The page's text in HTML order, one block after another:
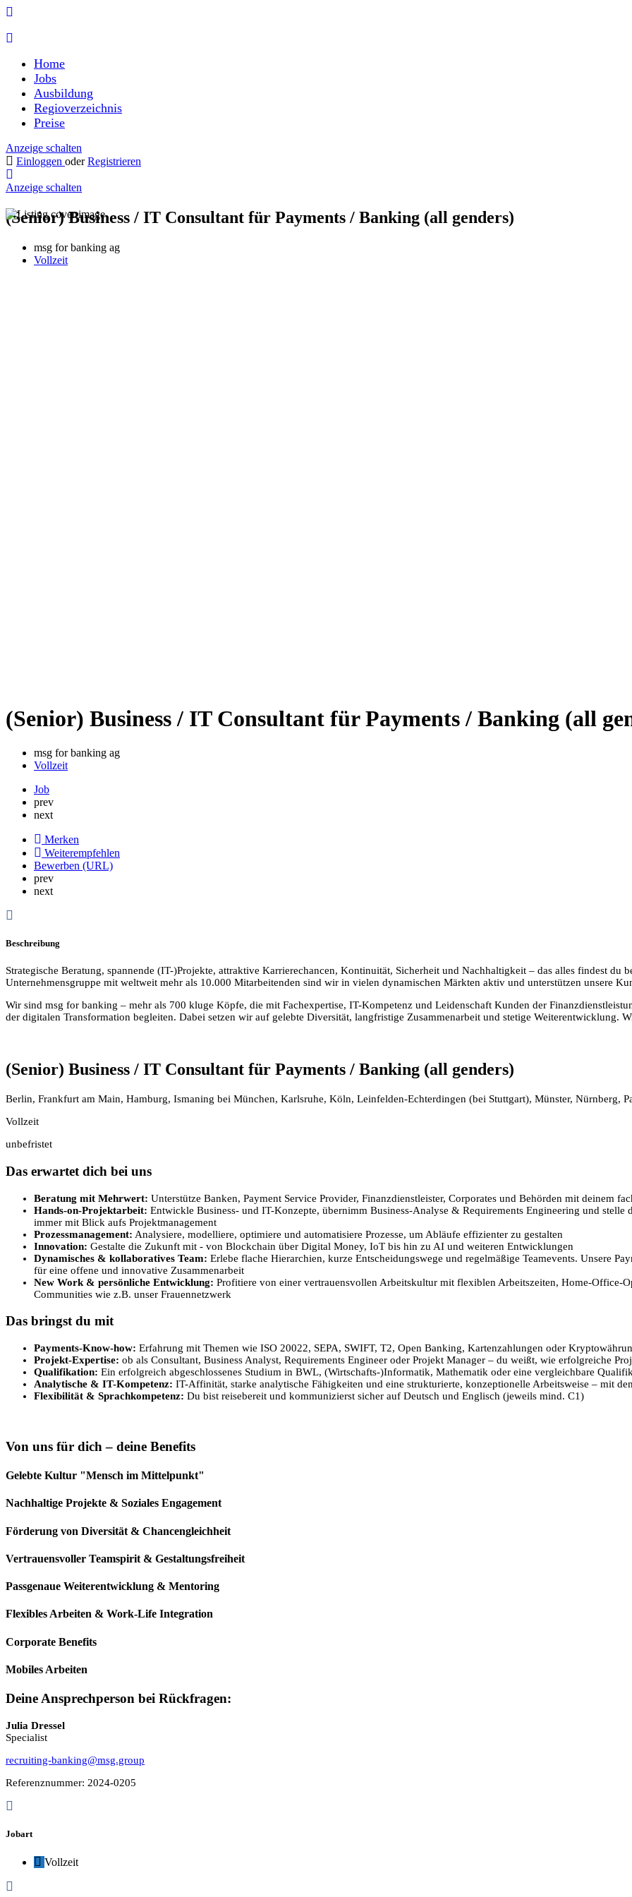
Home
Jobs
Ausbildung
Regioverzeichnis
Preise
Anzeige schalten
Einloggen oder Registrieren
Anzeige schalten
(Senior) Business / IT Consultant für Payments / Banking (all genders)
msg for banking ag
Vollzeit
(Senior) Business / IT Consultant für Payments / Banking (all
msg for banking ag
Vollzeit
Job
prev
next
Merken
Weiterempfehlen
Bewerben (URL)
prev
next
Beschreibung
Strategische Beratung, spannende (IT-)Projekte, attraktive Karrierechancen, Kontinuität, Sicherheit und Nachhaltigkeit – das alles findest du
Unternehmensgruppe mit weltweit mehr als 10.000 Mitarbeitenden sind wir in vielen dynamischen Märkten aktiv und unterstützen unsere
Wir sind msg for banking – mehr als 700 kluge Köpfe, die mit Fachexpertise, IT-Kompetenz und Leidenschaft Kunden der
der digitalen Transformation begleiten. Dabei setzen wir auf gelebte Diversität, langfristige Zusammenarbeit und stetige Weiterentwicklung.
(Senior) Business / IT Consultant für Payments / Banking (all genders)
Berlin, Frankfurt am Main, Hamburg, Ismaning bei München, Karlsruhe, Köln, Leinfelden-Echterdingen (bei Stuttgart), Münster, Nürnberg,
Vollzeit
unbefristet
Das erwartet dich bei uns
Beratung mit Mehrwert: Unterstütze Banken, Payment Service Provider, Finanzdienstleister, Corporates und Behörden mit deinem
Hands-on-Projektarbeit: Entwickle Business- und IT-Konzepte, übernimm Business-Analyse & Requirements Engineering und
immer mit Blick aufs Projektmanagement
Prozessmanagement: Analysiere, modelliere, optimiere und automatisiere Prozesse, um Abläufe effizienter zu gestalten
Innovation: Gestalte die Zukunft mit - von Blockchain über Digital Money, IoT bis hin zu AI und weiteren Entwicklungen
Dynamisches & kollaboratives Team: Erlebe flache Hierarchien, kurze Entscheidungswege und regelmäßige Teamevents. Unsere
für eine offene und innovative Zusammenarbeit
New Work & persönliche Entwicklung: Profitiere von einer vertrauensvollen Arbeitskultur mit flexiblen Arbeitszeiten, Home-Office-
Communities wie z.B. unser Frauennetzwerk
Das bringst du mit
Payments-Know-how: Erfahrung mit Themen wie ISO 20022, SEPA, SWIFT, T2, Open Banking, Kartenzahlungen oder
Projekt-Expertise: ob als Consultant, Business Analyst, Requirements Engineer oder Projekt Manager – du weißt, wie erfolgreiche
Qualifikation: Ein erfolgreich abgeschlossenes Studium in BWL, (Wirtschafts-)Informatik, Mathematik oder eine vergleichbare
Analytische & IT-Kompetenz: IT-Affinität, starke analytische Fähigkeiten und eine strukturierte, konzeptionelle Arbeitsweise – mit
Flexibilität & Sprachkompetenz: Du bist reisebereit und kommunizierst sicher auf Deutsch und Englisch (jeweils mind. C1)
Von uns für dich – deine Benefits
Gelebte Kultur "Mensch im Mittelpunkt"
Nachhaltige Projekte & Soziales Engagement
Förderung von Diversität & Chancengleichheit
Vertrauensvoller Teamspirit & Gestaltungsfreiheit
Passgenaue Weiterentwicklung & Mentoring
Flexibles Arbeiten & Work-Life Integration
Corporate Benefits
Mobiles Arbeiten
Deine Ansprechperson bei Rückfragen:
Julia Dressel
Specialist
recruiting-banking@msg.group
Referenznummer: 2024-0205
Jobart
Vollzeit